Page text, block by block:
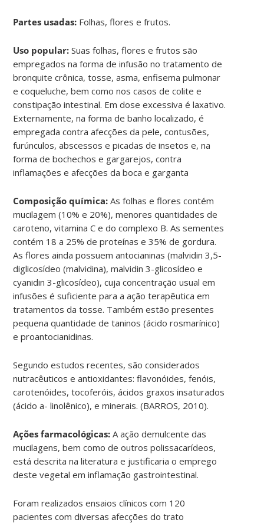
Partes usadas: Folhas, flores e frutos.
Uso popular:Suas folhas, flores e frutos são
empregados na forma de infusão no tratamento de
bronquite crônica, tosse, asma, enfisema pulmonar
e coqueluche, bem como nos casos de colite e
constipação intestinal. Em dose excessiva é laxativo.
Externamente, na forma de banho localizado, é
empregada contra afecções da pele, contusões,
furúnculos, abscessos e picadas de insetos e, na
forma de bochechos e gargarejos, contra
inflamações e afecções da boca e garganta
Composição química:As folhas e flores contém
mucilagem (10% e 20%), menores quantidades de
caroteno, vitamina C e do complexo B. As sementes
contém 18 a 25% de proteínas e 35% de gordura.
As flores ainda possuem antocianinas (malvidin 3,5-
diglicosídeo (malvidina), malvidin 3-glicosídeo e
cyanidin 3-glicosídeo), cuja concentração usual em
infusões é suficiente para a ação terapêutica em
tratamentos da tosse. Também estão presentes
pequena quantidade de taninos (ácido rosmarínico)
e proantocianidinas.
Segundo estudos recentes, são considerados
nutracêuticos e antioxidantes: flavonóides, fenóis,
carotenóides, tocoferóis, ácidos graxos insaturados
(ácido a- linolênico), e minerais. (BARROS, 2010).
Ações farmacológicas: A ação demulcente das
mucilagens, bem como de outros polissacarídeos,
está descrita na literatura e justificaria o emprego
deste vegetal em inflamação gastrointestinal.
Foram realizados ensaios clínicos com 120
pacientes com diversas afecções do trato